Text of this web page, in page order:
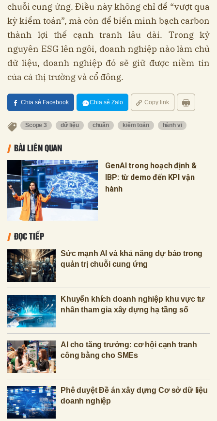
chuỗi cung ứng. Điều này không chỉ để “vượt qua
kỳ kiểm toán”, mà còn để biến minh bạch carbon
thành lợi thế cạnh tranh lâu dài. Trong kỷ
nguyên ESG lên ngôi, doanh nghiệp nào làm chủ
dữ liệu, doanh nghiệp đó sẽ giữ được niềm tin
của cả thị trường và cổ đông.
Chia sẻ Facebook Chia sẻ Zalo Copy link
Scope 3 dữ liệu chuẩn kiểm toán hành vi
BÀI LIÊN QUAN
GenAI trong hoạch định &
IBP: từ demo đến KPI vận
hành
ĐỌC TIẾP
Sức mạnh AI và khả năng dự báo trong
quản trị chuỗi cung ứng
Khuyến khích doanh nghiệp khu vực tư
nhân tham gia xây dựng hạ tầng số
AI cho tăng trưởng: cơ hội cạnh tranh
công bằng cho SMEs
Phê duyệt Đề án xây dựng Cơ sở dữ liệu
doanh nghiệp